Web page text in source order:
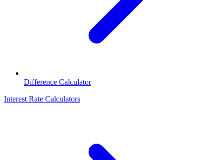
Difference Calculator
Interest Rate Calculators